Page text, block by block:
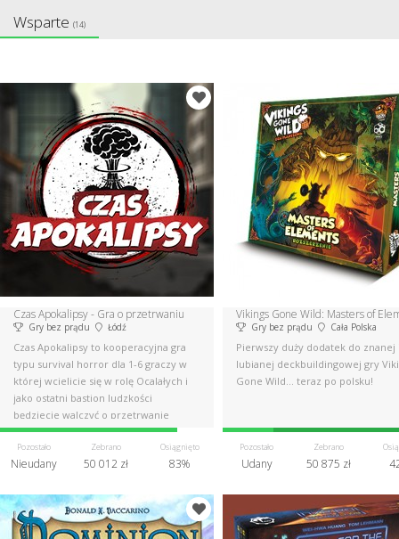
Wsparte (14)
Czas Apokalipsy - Gra o przetrwaniu
Gry bez prądu Łódź
Czas Apokalipsy to kooperacyjna gra
typu survival horror dla 1-6 graczy w
której wcielicie się w rolę Ocalałych i
jako ostatni bastion ludzkości
będziecie walczyć o przetrwanie
Pozostało
Nieudany
Zebrano
50 012 zł
Osiągnięto
83%
Vikings Gone Wild: Masters of
Gry bez prądu Cała Polska
Pierwszy duży dodatek do znanej
lubianej deckbuildingowej gry
Gone Wild... teraz po polsku!
Pozostało
Udany
Zebrano
50 875 zł